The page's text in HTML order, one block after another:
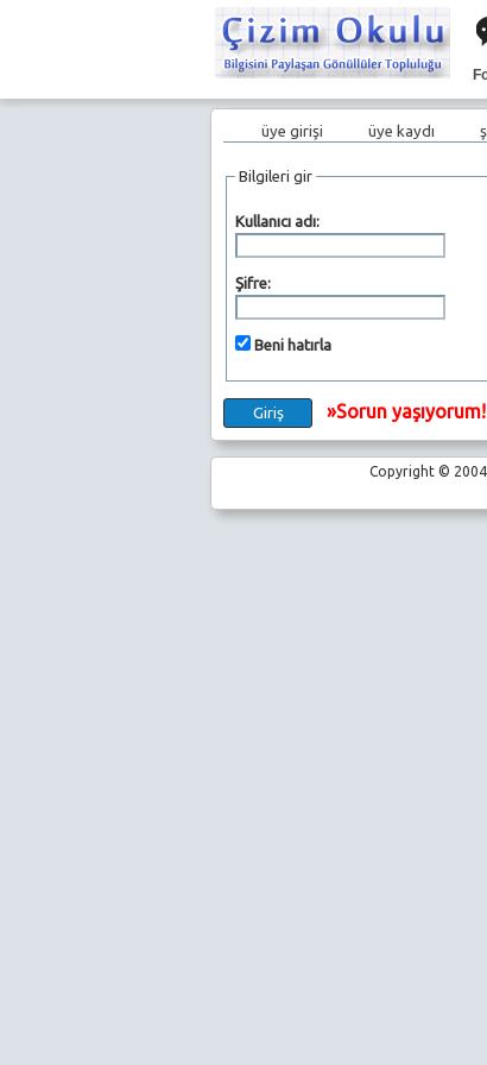
üye girişi üye kaydı
Bilgileri gir
Kullanıcı adı:
Şifre:
Beni hatırla
»Sorun yaşıyorum!
Copyright © 2004-